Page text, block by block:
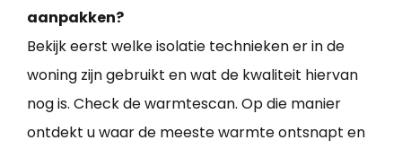
aanpakken?
Bekijk eerst welke isolatie technieken er in de
woning zijn gebruikt en wat de kwaliteit hiervan
nog is. Check de warmtescan. Op die manier
ontdekt u waar de meeste warmte ontsnapt en